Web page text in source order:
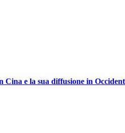
Cina e la sua diffusione in